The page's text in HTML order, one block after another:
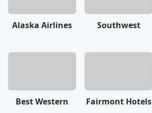
Alaska Airlines Southwest
Best Western Fairmont Hotels